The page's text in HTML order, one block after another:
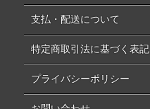
支払・配送について
特定商取引法に基づく表記
プライバシーポリシー